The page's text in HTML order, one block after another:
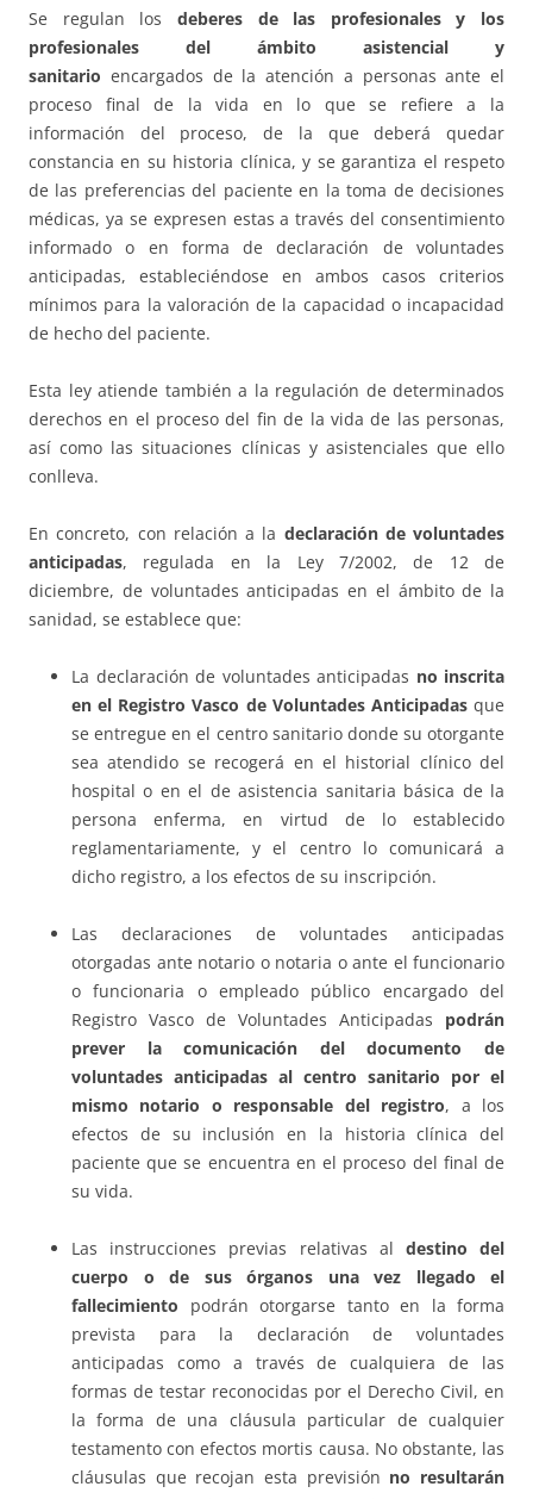
Se regulan los deberes de las profesionales y los
profesionales del ámbito asistencial y
sanitario encargados de la atención a personas ante el
proceso final de la vida en lo que se refiere a la
información del proceso, de la que deberá quedar
constancia en su historia clínica, y se garantiza el respeto
de las preferencias del paciente en la toma de decisiones
médicas, ya se expresen estas a través del consentimiento
informado o en forma de declaración de voluntades
anticipadas, estableciéndose en ambos casos criterios
mínimos para la valoración de la capacidad o incapacidad
de hecho del paciente.
Esta ley atiende también a la regulación de determinados
derechos en el proceso del fin de la vida de las personas,
así como las situaciones clínicas y asistenciales que ello
conlleva.
En concreto, con relación a la declaración de voluntades
anticipadas, regulada en la Ley 7/2002, de 12 de
diciembre, de voluntades anticipadas en el ámbito de la
sanidad, se establece que:
La declaración de voluntades anticipadas no inscrita
en el Registro Vasco de Voluntades Anticipadasque
se entregue en el centro sanitario donde su otorgante
sea atendido se recogerá en el historial clínico del
hospital o en el de asistencia sanitaria básica de la
persona enferma, en virtud de lo establecido
reglamentariamente, y el centro lo comunicará a
dicho registro, a los efectos de su inscripción.
Las declaraciones de voluntades anticipadas
otorgadas ante notario o notaria o ante el funcionario
o funcionaria o empleado público encargado del
Registro Vasco de Voluntades Anticipadas podrán
prever la comunicación del documento de
voluntades anticipadas al centro sanitario por el
mismo notario o responsable del registro, a los
efectos de su inclusión en la historia clínica del
paciente que se encuentra en el proceso del final de
su vida.
Las instrucciones previas relativas al destino del
cuerpo o de sus órganos una vez llegado el
fallecimiento podrán otorgarse tanto en la forma
prevista para la declaración de voluntades
anticipadas como a través de cualquiera de las
formas de testar reconocidas por el Derecho Civil, en
la forma de una cláusula particular de cualquier
testamento con efectos mortis causa. No obstante, las
cláusulas que recojan esta previsión no resultarán